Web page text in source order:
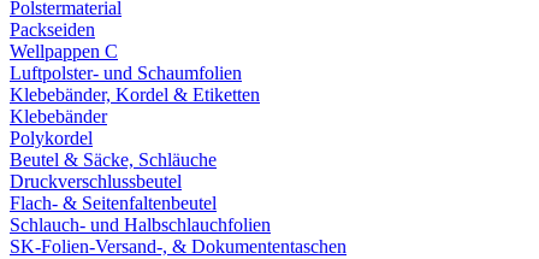
Polstermaterial
Packseiden
Wellpappen C
Luftpolster- und Schaumfolien
Klebebänder, Kordel & Etiketten
Klebebänder
Polykordel
Beutel & Säcke, Schläuche
Druckverschlussbeutel
Flach- & Seitenfaltenbeutel
Schlauch- und Halbschlauchfolien
SK-Folien-Versand-, & Dokumententaschen